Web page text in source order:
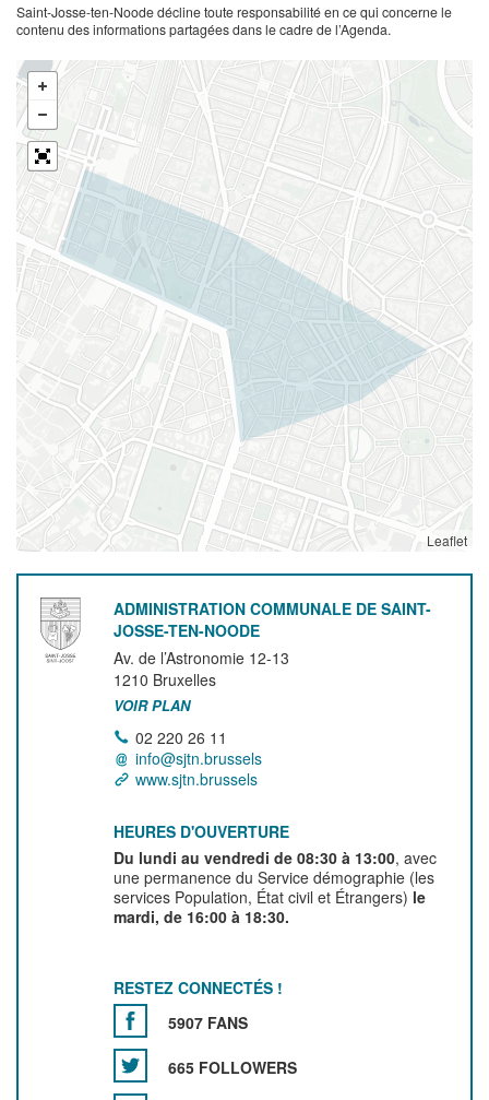
Saint-Josse-ten-Noode décline toute responsabilité en ce qui concerne le
contenu des informations partagées dans le cadre de l’Agenda.
Leaflet
ADMINISTRATION COMMUNALE DE SAINT-
JOSSE-TEN-NOODE
Av. de l’Astronomie 12-13
1210 Bruxelles
VOIR PLAN
02 220 26 11
info@sjtn.brussels
www.sjtn.brussels
HEURES D'OUVERTURE
Du lundi au vendredi de 08:30 à 13:00, avec
une permanence du Service démographie (les
services Population, État civil et Étrangers) le
mardi, de 16:00 à 18:30.
RESTEZ CONNECTÉS !
5907 FANS
665 FOLLOWERS